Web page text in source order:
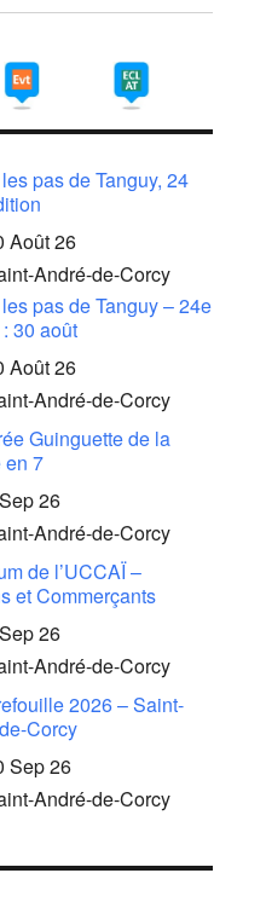
pas de Tanguy, 24
Août 26
André-de-Corcy
pas de Tanguy – 24e
30 août
Août 26
André-de-Corcy
Guinguette de la
en 7
26
André-de-Corcy
de l’UCCAÏ –
et Commerçants
26
André-de-Corcy
2026 – Saint-
Corcy
Sep 26
André-de-Corcy